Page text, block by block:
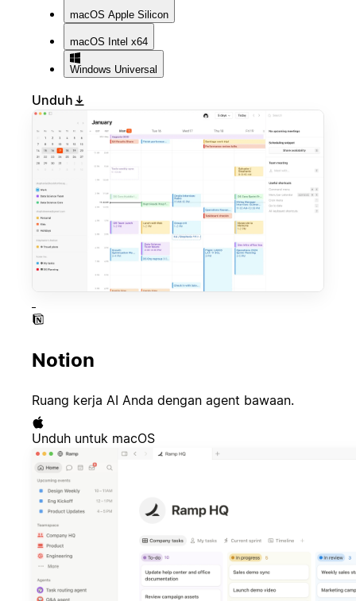
macOS Apple Silicon
macOS Intel x64
Windows Universal
Unduh
Notion
Ruang kerja AI Anda dengan agent bawaan.
Unduh untuk macOS